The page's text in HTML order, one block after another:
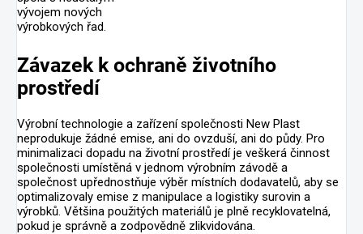
vývojem nových
výrobkových řad.
Závazek k ochraně životního
prostředí
Výrobní technologie a zařízení společnosti New Plast
neprodukuje žádné emise, ani do ovzduší, ani do půdy. Pro
minimalizaci dopadu na životní prostředí je veškerá činnost
společnosti umístěná v jednom výrobním závodě a
společnost upřednostňuje výběr místních dodavatelů, aby se
optimalizovaly emise z manipulace a logistiky surovin a
výrobků. Většina použitých materiálů je plně recyklovatelná,
pokud je správně a zodpovědně zlikvidována.